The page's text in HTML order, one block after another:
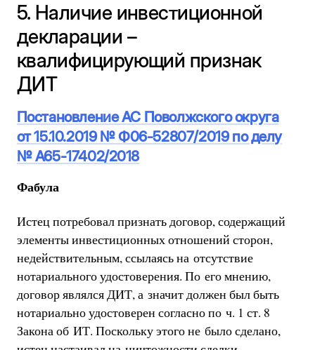
5. Наличие инвестиционной
декларации –
квалифицирующий признак
ДИТ
Постановление АС Поволжского округа
от 15.10.2019 № Ф06-52807/2019 по делу
№ А65-17402/2018
Фабула
Истец потребовал признать договор, содержащий
элементы инвестиционных отношений сторон,
недействительным, ссылаясь на отсутствие
нотариального удостоверения. По его мнению,
договор являлся ДИТ, а значит должен был быть
нотариально удостоверен согласно по ч. 1 ст. 8
Закона об ИТ. Поскольку этого не было сделано,